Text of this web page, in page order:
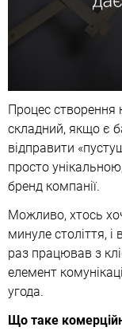
Процес створення
складний, якщо є
відправити
просто
бренд компанії.
Можливо, хтось
минуле століття,
раз працював з
елемент
угода.
Що таке